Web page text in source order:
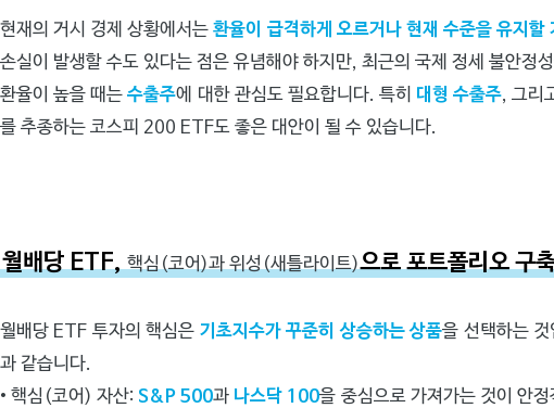
현재의 거시 경제 상황에서는환율이 급격하게 오르거나 현재 수준을 유지할
손실이 발생할 수도 있다는 점은 유념해야 하지만, 최근의 국제 정세 불안정
환율이 높을 때는수출주에 대한 관심도 필요합니다. 특히 대형 수출주, 그리
를 추종하는 코스피 200 ETF도 좋은 대안이 될 수 있습니다.
월배당 ETF,핵심(코어)과 위성(새틀라이트)으로 포트폴리오 구
월배당 ETF 투자의 핵심은 기초지수가 꾸준히 상승하는 상품을 선택하는
과 같습니다.
•핵심(코어) 자산: S&P 500과 나스닥 100을 중심으로 가져가는 것이 안